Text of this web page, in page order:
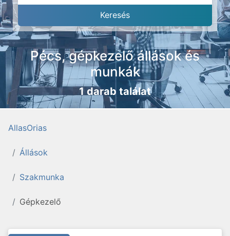
Pécs, gépkezelő állások és
munkák
1 darab találat
AllasOrias
Állások
Szakmunka
Gépkezelő